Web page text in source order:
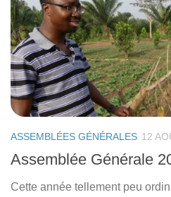
ASSEMBLÉES GÉNÉRALES 12
Assemblée Générale
Cette année tellement peu